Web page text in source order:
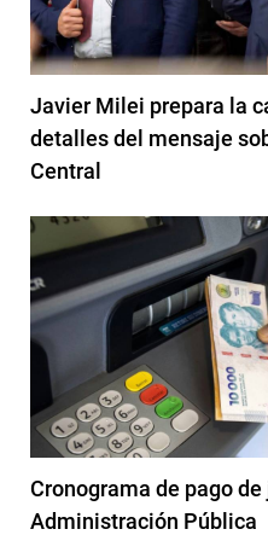
Javier Milei prepara la
detalles del mensaje
Central
Cronograma de pago
Administración Pública